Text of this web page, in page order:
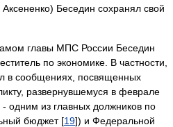
Беседин сохранял свой
главы МПС России Беседин
по экономике. В частности,
в сообщениях, посвященных
развернувшемуся в феврале
одним из главных должников по
бюджет [19]) и Федеральной